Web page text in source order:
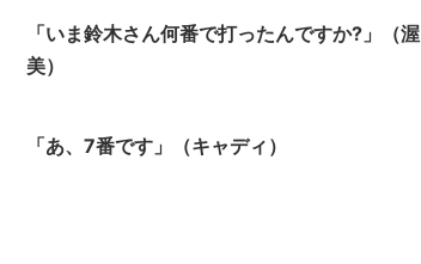
「いま鈴木さん何番で打ったんですか?」（渥
美）
「あ、7番です」（キャディ）